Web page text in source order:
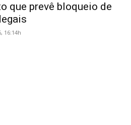
que prevê bloqueio de
16:14h